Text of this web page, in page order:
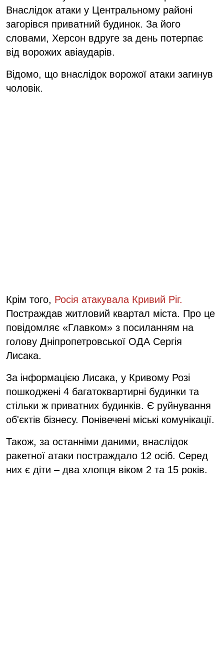
Внаслідок атаки у Центральному районі
загорівся приватний будинок. За його
словами, Херсон вдруге за день потерпає
від ворожих авіаударів.
Відомо, що внаслідок ворожої атаки загинув
чоловік.
Крім того, Росія атакувала Кривий Ріг.
Постраждав житловий квартал міста. Про це
повідомляє «Главком» з посиланням на
голову Дніпропетровської ОДА Сергія
Лисака.
За інформацією Лисака, у Кривому Розі
пошкоджені 4 багатоквартирні будинки та
стільки ж приватних будинків. Є руйнування
об'єктів бізнесу. Понівечені міські комунікації.
Також, за останніми даними, внаслідок
ракетної атаки постраждало 12 осіб. Серед
них є діти – два хлопця віком 2 та 15 років.